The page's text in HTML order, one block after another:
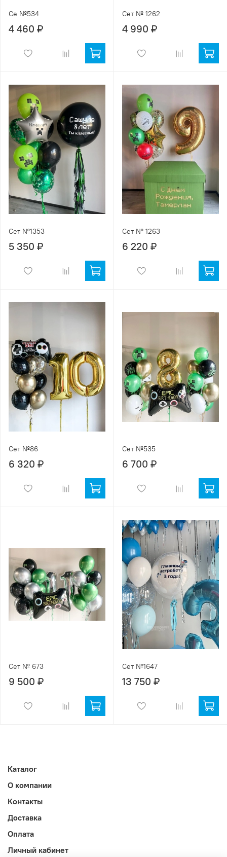
Се №534
4 460 ₽
Сет № 1262
4 990 ₽
Сет №1353
5 350 ₽
Сет № 1263
6 220 ₽
Сет №86
6 320 ₽
Сет №535
6 700 ₽
Сет № 673
9 500 ₽
Сет №1647
13 750 ₽
Каталог
О компании
Контакты
Доставка
Оплата
Личный кабинет